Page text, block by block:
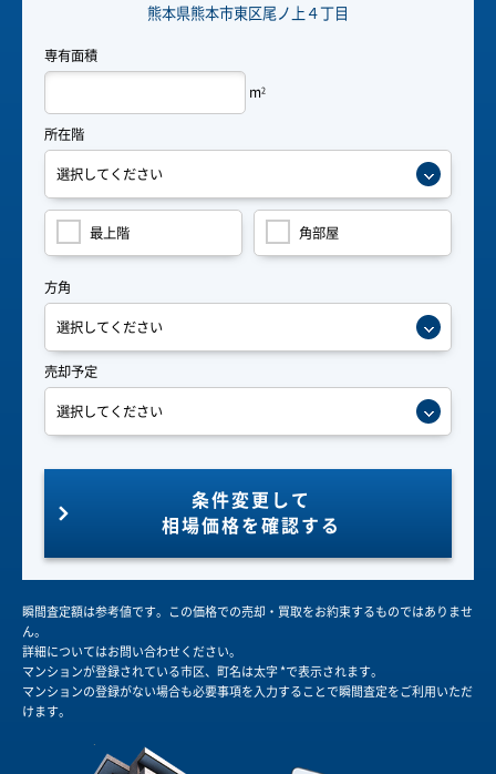
熊本県熊本市東区尾ノ上４丁目
専有面積
m2
所在階
最上階 角部屋
方角
売却予定
条件変更して
相場価格を確認する
瞬間査定額は参考値です。この価格での売却・買取をお約束するものではありませ
ん。
詳細についてはお問い合わせください。
マンションが登録されている市区、町名は太字 *で表示されます。
マンションの登録がない場合も必要事項を入力することで瞬間査定をご利用いただ
けます。